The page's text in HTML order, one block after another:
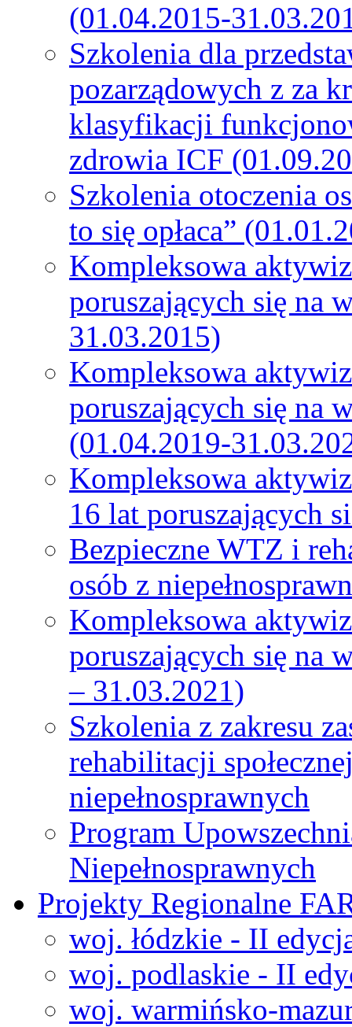
(01.04.2015-
Szkolenia dla
pozarządowych z za
klasyfikacji
zdrowia ICF
Szkolenia otoczenia
to się opłaca”
Kompleksowa
poruszających się na
31.03.2015)
Kompleksowa
poruszających się na
(01.04.2019-
Kompleksowa
16 lat poruszających
Bezpieczne WTZ i
osób z
Kompleksowa
poruszających się na
– 31.03.2021)
Szkolenia z zakresu
rehabilitacji
niepełnosprawnych
Program
Niepełnosprawnych
Projekty Regionalne
woj. łódzkie - II
woj. podlaskie - II
woj. warmińsko-